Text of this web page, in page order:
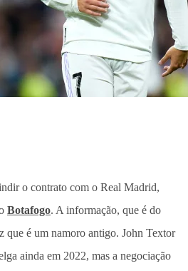
o contrato com o Real Madrid,
Botafogo. A informação, que é do
que é um namoro antigo. John Textor
ainda em 2022, mas a negociação